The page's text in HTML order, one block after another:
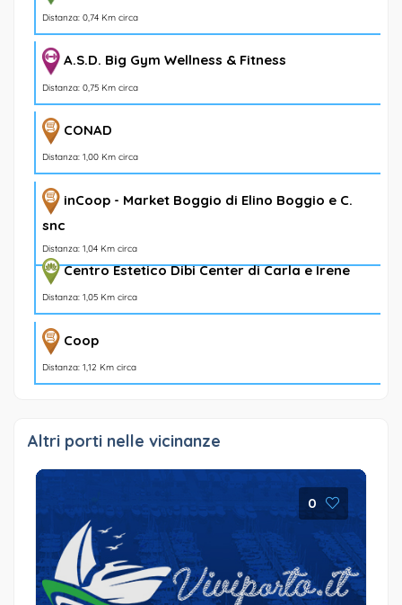
Distanza: 0,74 Km circa
A.S.D. Big Gym Wellness & Fitness
Distanza: 0,75 Km circa
CONAD
Distanza: 1,00 Km circa
inCoop - Market Boggio di Elino Boggio e C.
snc
Distanza: 1,04 Km circa
Centro Estetico Dibi Center di Carla e Irene
Distanza: 1,05 Km circa
Coop
Distanza: 1,12 Km circa
Altri porti nelle vicinanze
0